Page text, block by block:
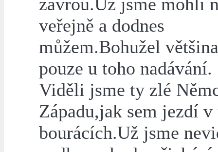
zavřou.Už jsme mohli
veřejně a dodnes
můžem.Bohužel
pouze u toho nadávání.
Viděli jsme ty zlé
Západu,jak sem jezdí v
bourácích.Už jsme